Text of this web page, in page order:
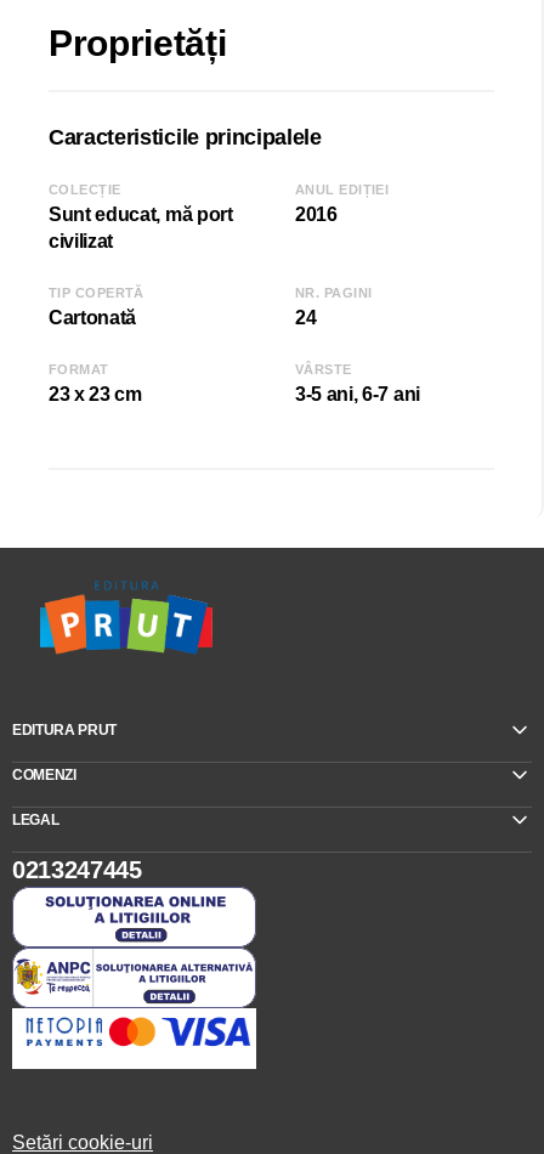
Proprietăți
Caracteristicile principalele
COLECȚIE
Sunt educat, mă port
civilizat
ANUL EDIȚIEI
2016
TIP COPERTĂ
Cartonată
NR. PAGINI
24
FORMAT
23 x 23 cm
VÂRSTE
3-5 ani, 6-7 ani
EDITURA PRUT
COMENZI
LEGAL
0213247445
Setări cookie-uri